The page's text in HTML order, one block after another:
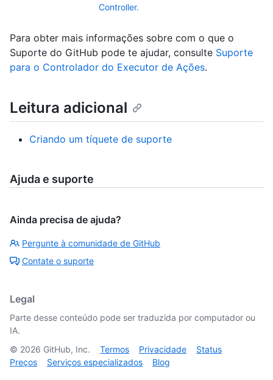
Controller.
Para obter mais informações sobre com o que o
Suporte do GitHub pode te ajudar, consulte Suporte
para o Controlador do Executor de Ações.
Leitura adicional
Criando um tíquete de suporte
Ajuda e suporte
Ainda precisa de ajuda?
Pergunte à comunidade de GitHub
Contate o suporte
Legal
Parte desse conteúdo pode ser traduzida por computador ou
IA.
© 2026 GitHub, Inc. Termos Privacidade
Status
Preços
Serviços especializados Blog